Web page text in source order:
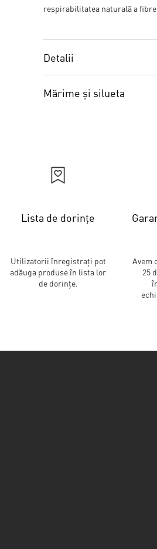
respirabilitatea naturală a
Detalii
Mărime și silueta
Lista de dorințe
Utilizatorii înregistrați pot
adăuga produse în lista lor
de dorințe.
Avem
25